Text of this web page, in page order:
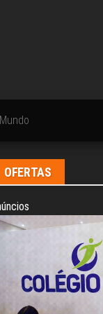
Mundo
OFERTAS